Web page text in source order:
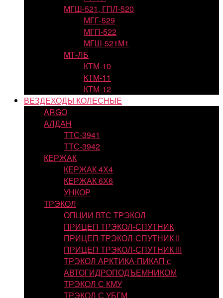
МГШ-521, ГПЛ-520
МГГ-529
МГП-522
МГШ-521М1
МТ-ЛБ
КТМ-10
КТМ-11
КТМ-12
ВЕЗДЕХОДЫ КОЛЕСНЫЕ
ARGO
АЛДАН
ТТС-3941
ТТС-3942
КЕРЖАК
КЕРЖАК 4Х4
КЕРЖАК 6Х6
УНКОР
ТРЭКОЛ
ОПЦИИ ВТС ТРЭКОЛ
ПРИЦЕП ТРЭКОЛ-СПУТНИК
ПРИЦЕП ТРЭКОЛ-СПУТНИК II
ПРИЦЕП ТРЭКОЛ-СПУТНИК III
ТРЭКОЛ АРКТИКА-ПИКАП с
АВТОГИДРОПОДЪЕМНИКОМ
ТРЭКОЛ С КМУ
ТРЭКОЛ С УБГМ